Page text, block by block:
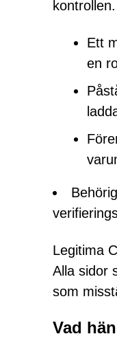
Ett
en
Legitima
Alla sidor
som
Vad